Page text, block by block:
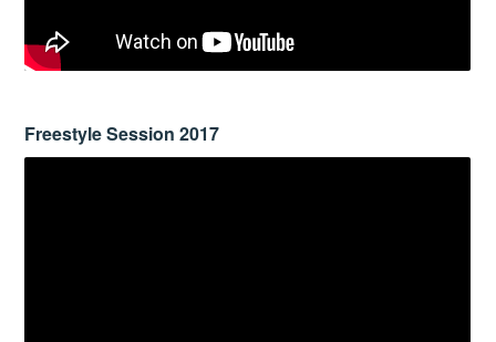
Freestyle Session 2017